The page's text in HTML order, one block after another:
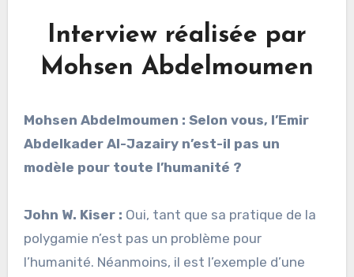
Interview réalisée par
Mohsen Abdelmoumen
Mohsen Abdelmoumen : Selon vous, l’Emir
Abdelkader Al-Jazairy n’est-il pas un
modèle pour toute l’humanité ?
John W. Kiser : Oui, tant que sa pratique de la
polygamie n’est pas un problème pour
l’humanité. Néanmoins, il est l’exemple d’une